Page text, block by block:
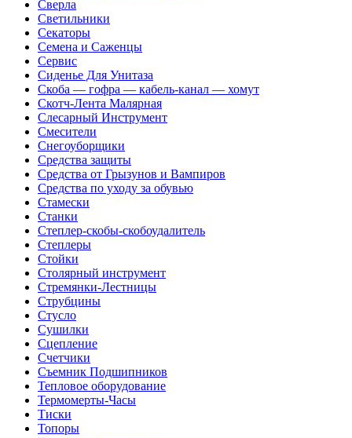
Сверла
Светильники
Секаторы
Семена и Саженцы
Сервис
Сиденье Для Унитаза
Скоба — гофра — кабель-канал — хомут
Скотч-Лента Малярная
Слесарный Инструмент
Смесители
Снегоуборщики
Средства защиты
Средства от Грызунов и Вампиров
Средства по уходу за обувью
Стамески
Станки
Степлер-скобы-скобоудалитель
Степлеры
Стойки
Столярный инструмент
Стремянки-Лестницы
Струбцины
Стусло
Сушилки
Сцепление
Счетчики
Съемник Подшипников
Тепловое оборудование
Термомерты-Часы
Тиски
Топоры